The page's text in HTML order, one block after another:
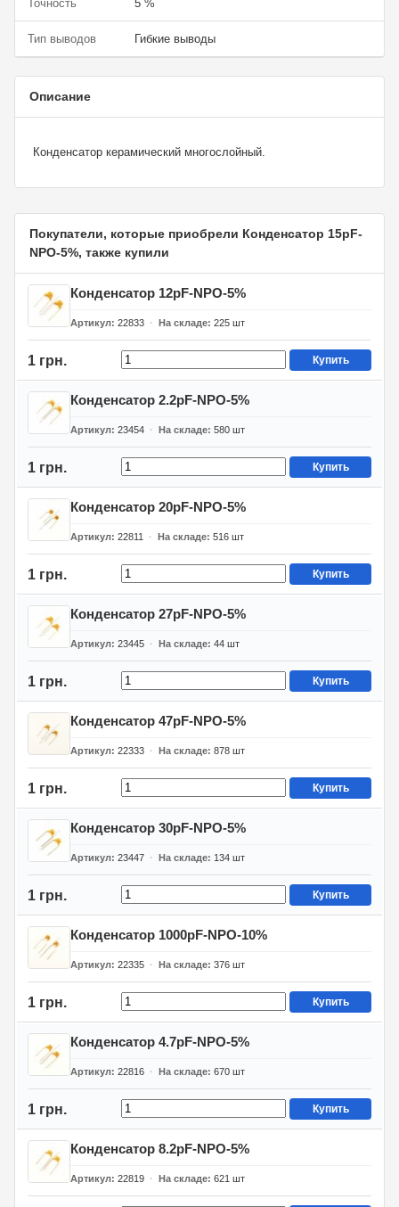
Точность 5 %
Тип выводов Гибкие выводы
Описание
Конденсатор керамический многослойный.
Покупатели, которые приобрели Конденсатор 15pF-
NPO-5%, также купили
Конденсатор 12pF-NPO-5%
Артикул 22833 На складе 225 шт
1 грн. Купить
Конденсатор 2.2pF-NPO-5%
Артикул 23454 На складе 580 шт
1 грн. Купить
Конденсатор 20pF-NPO-5%
Артикул 22811 На складе 516 шт
1 грн. Купить
Конденсатор 27pF-NPO-5%
Артикул 23445 На складе 44 шт
1 грн. Купить
Конденсатор 47pF-NPO-5%
Артикул 22333 На складе 878 шт
1 грн. Купить
Конденсатор 30pF-NPO-5%
Артикул 23447 На складе 134 шт
1 грн. Купить
Конденсатор 1000pF-NPO-10%
Артикул 22335 На складе 376 шт
1 грн. Купить
Конденсатор 4.7pF-NPO-5%
Артикул 22816 На складе 670 шт
1 грн. Купить
Конденсатор 8.2pF-NPO-5%
Артикул 22819 На складе 621 шт